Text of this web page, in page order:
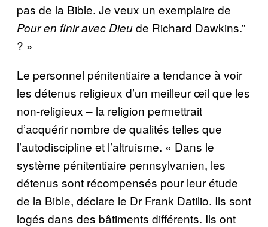
pas de la Bible. Je veux un exemplaire de
Pour en finir avec Dieude Richard Dawkins.”
? »
Le personnel pénitentiaire a tendance à voir
les détenus religieux d’un meilleur œil que les
non-religieux – la religion permettrait
d’acquérir nombre de qualités telles que
l’autodiscipline et l’altruisme. « Dans le
système pénitentiaire pennsylvanien, les
détenus sont récompensés pour leur étude
de la Bible, déclare le Dr Frank Datilio. Ils sont
logés dans des bâtiments différents. Ils ont